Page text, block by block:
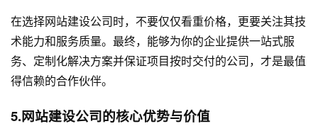
在选择网站建设公司时，不要仅仅看重价格，更要关注其技
术能力和服务质量。最终，能够为你的企业提供一站式服
务、定制化解决方案并保证项目按时交付的公司，才是最值
得信赖的合作伙伴。
5.网站建设公司的核心优势与价值